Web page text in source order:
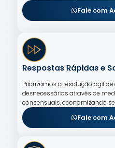
Fale com
Respostas Rápidas e
Priorizamos a resolução ágil
desnecessários através de
consensuais, economizando
Fale com